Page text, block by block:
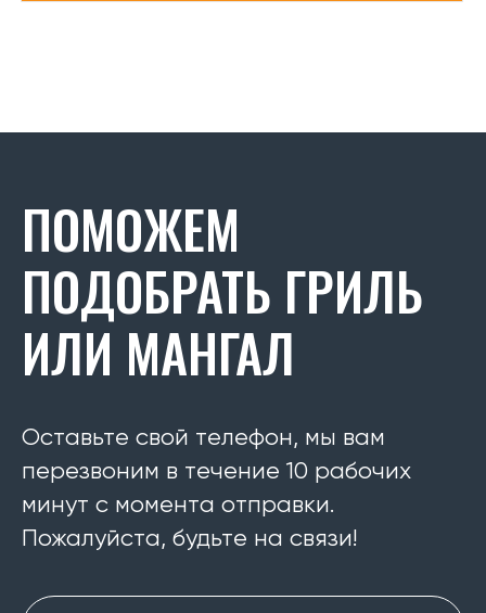
ПОМОЖЕМ
ПОДОБРАТЬ ГРИЛЬ
ИЛИ МАНГАЛ
Оставьте свой телефон, мы вам
перезвоним в течение 10 рабочих
минут с момента отправки.
Пожалуйста, будьте на связи!